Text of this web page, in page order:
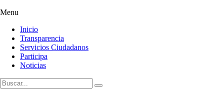
Menu
Inicio
Transparencia
Servicios Ciudadanos
Participa
Noticias